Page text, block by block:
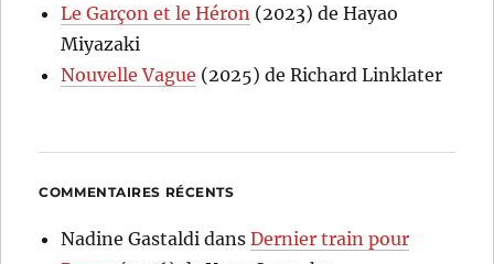
Le Garçon et le Héron (2023) de Hayao
Miyazaki
Nouvelle Vague (2025) de Richard Linklater
COMMENTAIRES RÉCENTS
Nadine Gastaldi dansDernier train pour